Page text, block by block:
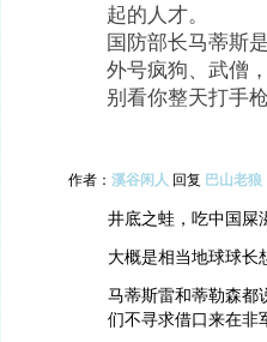
起的人才。
国防部长马蒂斯
外号疯狗、武僧
别看你整天打手
作者： 溪谷闲人 回复 巴山老狼
井底之蛙，吃中国屎
大概是相当地球球长
马蒂斯雷和蒂勒森都
们不寻求借口来在非